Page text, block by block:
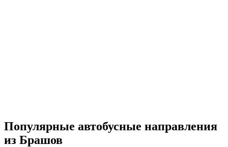
Популярные автобусные направления
из Брашов